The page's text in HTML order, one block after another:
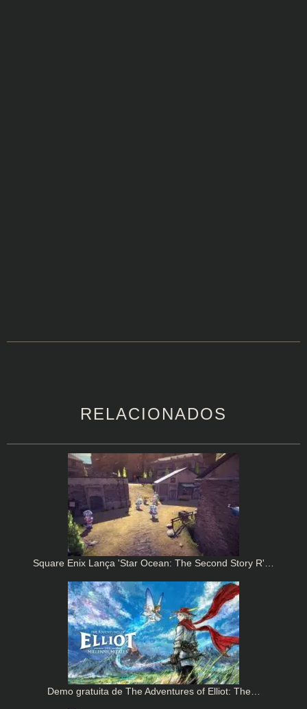
RELACIONADOS
Square Enix Lança 'Star Ocean: The Second Story R'…
Demo gratuita de The Adventures of Elliot: The…